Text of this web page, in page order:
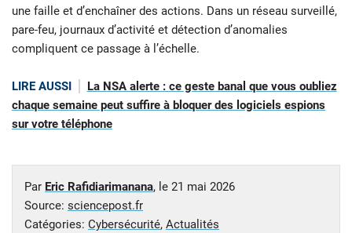
une faille et d’enchaîner des actions. Dans un réseau surveillé,
pare-feu, journaux d’activité et détection d’anomalies
compliquent ce passage à l’échelle.
LIRE AUSSI
La NSA alerte : ce geste banal que vous oubliez
chaque semaine peut suffire à bloquer des logiciels espions
sur votre téléphone
Par Eric Rafidiarimanana, le 21 mai 2026
Source: sciencepost.fr
Catégories: Cybersécurité, Actualités